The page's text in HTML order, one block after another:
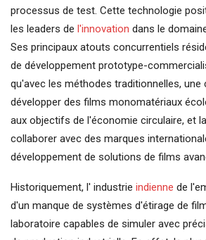
processus de test. Cette technologie
les leaders de l'innovation dans le
Ses principaux atouts concurrentiels
de développement prototype-
qu'avec les méthodes traditionnelles, une
développer des films monomatériaux
aux objectifs de l'économie circulaire, et
collaborer avec des marques
développement de solutions de films
Historiquement, l' industrie indienne de
d'un manque de systèmes d'étirage de
laboratoire capables de simuler avec